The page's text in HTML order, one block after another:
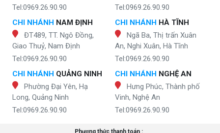
Tel:0969.26.90.90
CHI NHÁNH NAM ĐỊNH
ĐT489, TT. Ngô Đồng,
Giao Thuỷ, Nam Định
Tel:0969.26.90.90
CHI NHÁNH QUẢNG NINH
Phường Đại Yên, Hạ
Long, Quảng Ninh
Tel:0969.26.90.90
Tel:0969.26.90.90
CHI NHÁNH HÀ TĨNH
Ngã Ba, Thị trấn Xuân
An, Nghi Xuân, Hà Tĩnh
Tel:0969.26.90.90
CHI NHÁNH NGHỆ AN
Hưng Phúc, Thành phố
Vinh, Nghệ An
Tel:0969.26.90.90
Phương thức thanh toán :